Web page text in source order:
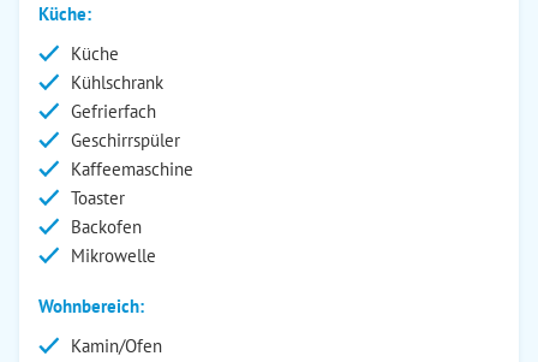
Küche:
Küche
Kühlschrank
Gefrierfach
Geschirrspüler
Kaffeemaschine
Toaster
Backofen
Mikrowelle
Wohnbereich:
Kamin/Ofen